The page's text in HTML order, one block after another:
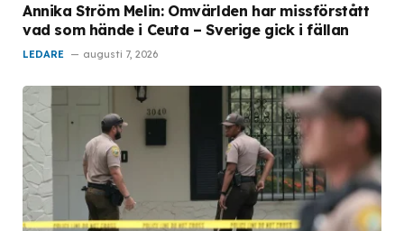
Annika Ström Melin: Omvärlden har missförstått
vad som hände i Ceuta – Sverige gick i fällan
LEDARE augusti 7, 2026